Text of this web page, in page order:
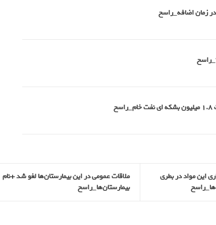
این مواد در بطری
ملاقات عمومی در این بیمارستان‌ها لغو شد +نام
بیمارستان‌ها_راسخ